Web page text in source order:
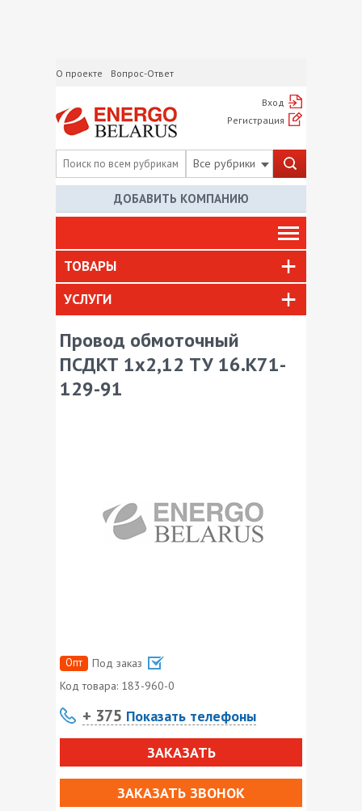
О проекте Вопрос-Ответ
Вход
Регистрация
Все рубрики
ДОБАВИТЬ КОМПАНИЮ
ТОВАРЫ
УСЛУГИ
Провод обмоточный
ПСДКТ 1х2,12 ТУ 16.К71-
129-91
Опт
Под заказ
Код товара: 183-960-0
+ 375 Показать телефоны
ЗАКАЗАТЬ
ЗАКАЗАТЬ ЗВОНОК